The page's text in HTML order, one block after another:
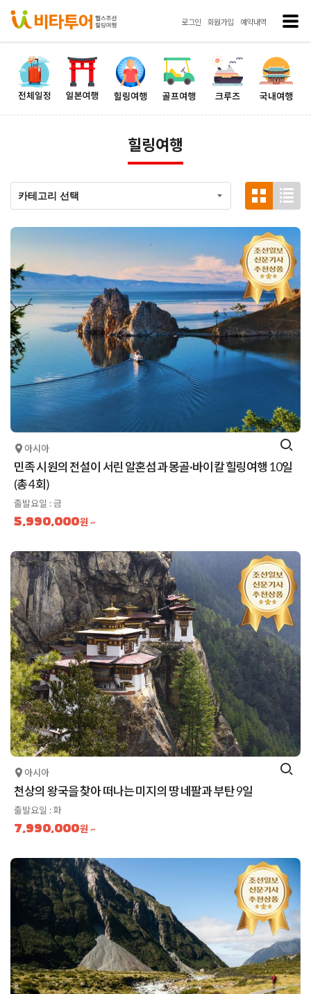
로그인 회원가입 예약내역
힐링여행
아시아
민족 시원의 전설이 서린 알혼섬과 몽골·바이칼 힐링여행 10일
(총 4회)
출발요일 : 금
5,990,000원 ~
아시아
천상의 왕국을 찾아 떠나는 미지의 땅 네팔과 부탄 9일
출발요일 : 화
7,990,000원 ~